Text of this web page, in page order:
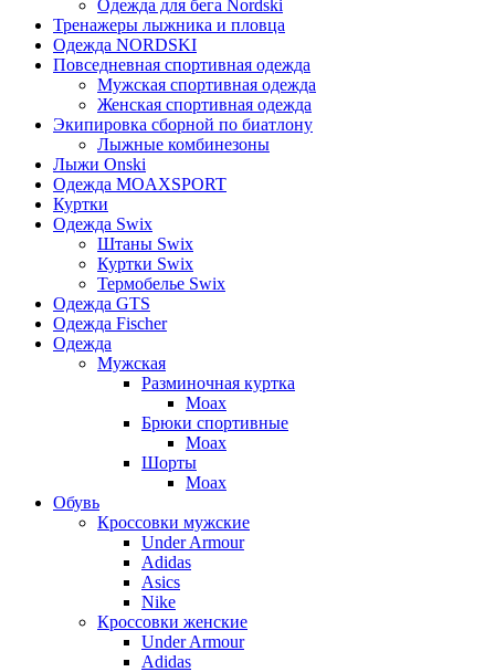
Одежда для бега Nordski
Тренажеры лыжника и пловца
Одежда NORDSKI
Повседневная спортивная одежда
Мужская спортивная одежда
Женская спортивная одежда
Экипировка сборной по биатлону
Лыжные комбинезоны
Лыжи Onski
Одежда MOAXSPORT
Куртки
Одежда Swix
Штаны Swix
Куртки Swix
Термобелье Swix
Одежда GTS
Одежда Fischer
Одежда
Мужская
Разминочная куртка
Moax
Брюки спортивные
Moax
Шорты
Moax
Обувь
Кроссовки мужские
Under Armour
Adidas
Asics
Nike
Кроссовки женские
Under Armour
Adidas